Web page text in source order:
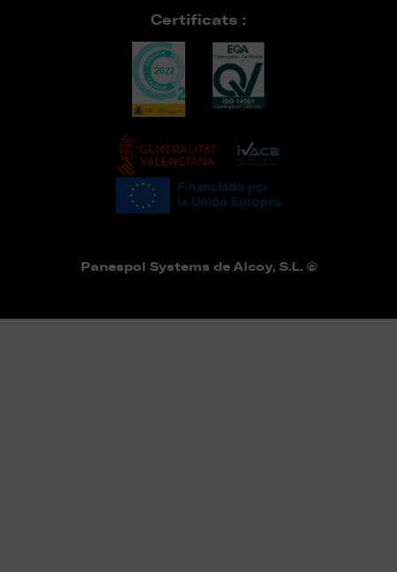
Certificats :
Panespol Systems de Alcoy, S.L. ©